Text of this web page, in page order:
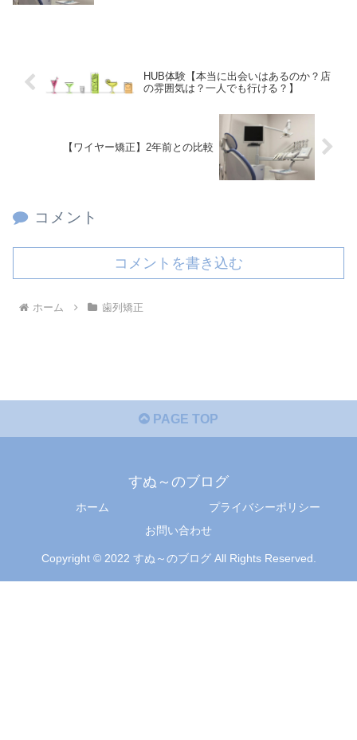
HUB体験【本当に出会いはあるのか？店
の雰囲気は？一人でも行ける？】
【ワイヤー矯正】2年前との比較
コメント
コメントを書き込む
ホーム 歯列矯正
PAGE TOP
すぬ～のブログ
ホーム
プライバシーポリシー
お問い合わせ
Copyright © 2022 すぬ～のブログ All Rights Reserved.